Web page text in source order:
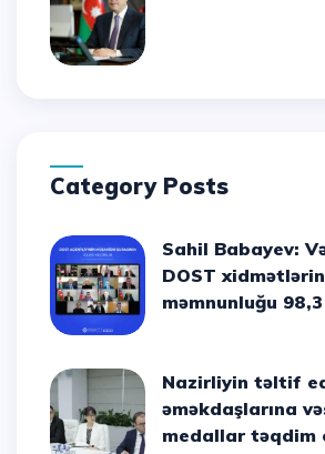
Category Posts
Sahil Babayev: Vətəndaşların
DOST
məmnunluğu
Nazirliyin təltif edilmiş
əməkdaşlarına
medallar təqdim